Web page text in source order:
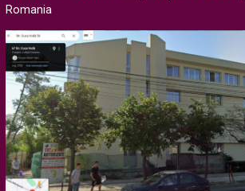
Romania